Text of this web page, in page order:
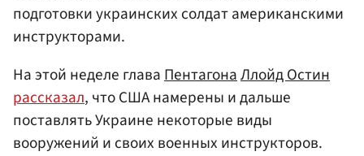
подготовки украинских солдат американскими
инструкторами.
На этой неделе главаПентагонаЛлойд Остин
рассказал, что США намерены и дальше
поставлять Украине некоторые виды
вооружений и своих военных инструкторов.